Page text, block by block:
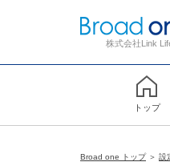
株式会社Link
トップ
Broad one トップ＞ 設